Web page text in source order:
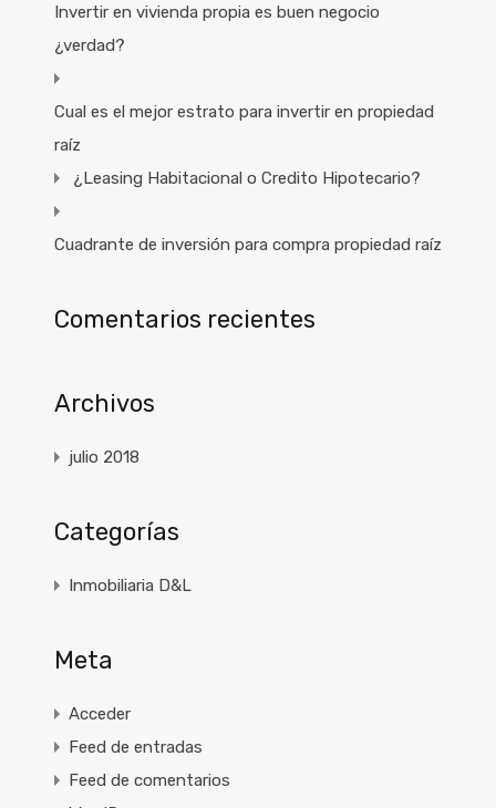
Invertir en vivienda propia es buen negocio
¿verdad?
Cual es el mejor estrato para invertir en propiedad
raíz
¿Leasing Habitacional o Credito Hipotecario?
Cuadrante de inversión para compra propiedad raíz
Comentarios recientes
Archivos
julio 2018
Categorías
Inmobiliaria D&L
Meta
Acceder
Feed de entradas
Feed de comentarios